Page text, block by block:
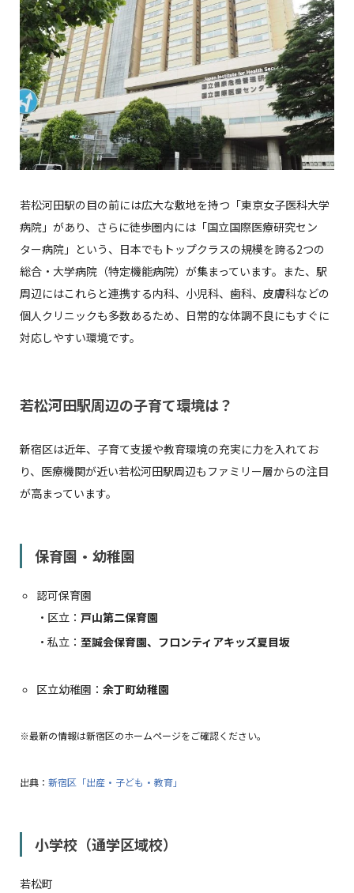
若松河田駅の目の前には広大な敷地を持つ「東京女子医科大学
病院」があり、さらに徒歩圏内には「国立国際医療研究セン
ター病院」という、日本でもトップクラスの規模を誇る2つの
総合・大学病院（特定機能病院）が集まっています。また、駅
周辺にはこれらと連携する内科、小児科、歯科、皮膚科などの
個人クリニックも多数あるため、日常的な体調不良にもすぐに
対応しやすい環境です。
若松河田駅周辺の子育て環境は？
新宿区は近年、子育て支援や教育環境の充実に力を入れてお
り、医療機関が近い若松河田駅周辺もファミリー層からの注目
が高まっています。
保育園・幼稚園
認可保育園
・区立： 戸山第二保育園
・私立： 至誠会保育園、フロンティアキッズ夏目坂
区立幼稚園： 余丁町幼稚園
※最新の情報は新宿区のホームページをご確認ください。
出典： 新宿区「出産・子ども・教育」
小学校（通学区域校）
若松町